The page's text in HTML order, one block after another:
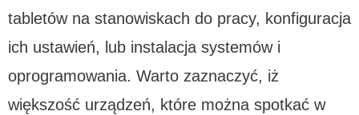
tabletów na stanowiskach do pracy, konfiguracja
ich ustawień, lub instalacja systemów i
oprogramowania. Warto zaznaczyć, iż
większość urządzeń, które można spotkać w